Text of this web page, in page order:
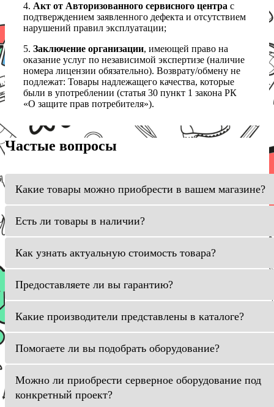
4. Акт от Авторизованного сервисного центра с
подтверждением заявленного дефекта и отсутствием
нарушений правил эксплуатации;
5. Заключение организации, имеющей право на
оказание услуг по независимой экспертизе (наличие
номера лицензии обязательно). Возврату/обмену не
подлежат: Товары надлежащего качества, которые
были в употреблении (статья 30 пункт 1 закона РК
«О защите прав потребителя»).
Частые вопросы
Какие товары можно приобрести в вашем магазине?
Есть ли товары в наличии?
Как узнать актуальную стоимость товара?
Предоставляете ли вы гарантию?
Какие производители представлены в каталоге?
Помогаете ли вы подобрать оборудование?
Можно ли приобрести серверное оборудование под
конкретный проект?